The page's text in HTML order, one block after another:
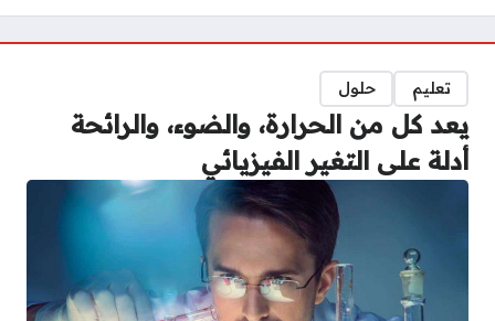
تعليم حلول
يعد كل من الحرارة، والضوء، والرائحة
أدلة على التغير الفيزيائي